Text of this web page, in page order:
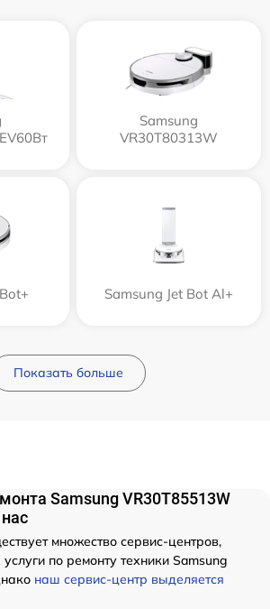
Samsung
VR30T80313W
Samsung Jet Bot Al+
Показать больше
Samsung VR30T85513W
множество сервис-центров,
по ремонту техники Samsung
наш сервис-центр выделяется